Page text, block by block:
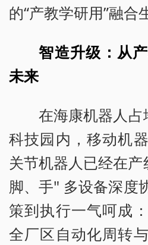
的“产教学研用”融合
智造升级：从
未来
在海康机器人
科技园内，移动机
关节机器人已经在产
脚、手" 多设备深度
策到执行一气呵成
全厂区自动化周转